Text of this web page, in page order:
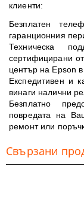
клиенти:
Безплатен
гаранционния
Техническа
сертифицирани
център на Epson
Експедитивен и
винаги налични
Безплатно
повредата на
ремонт или
Свързани